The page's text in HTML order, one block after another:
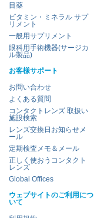
目薬
ビタミン・ミネラル サプ
リメント
一般用サプリメント
眼科用手術機器(サージカ
ル製品)
お客様サポート
お問い合わせ
よくある質問
コンタクトレンズ 取扱い
施設検索
レンズ交換日お知らせメ
ール
定期検査メモ＆メール
正しく使おうコンタクト
レンズ
Global Offices
ウェブサイトのご利用につ
いて